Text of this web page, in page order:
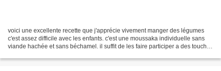
voici une excellente recette que j'apprécie vivement manger des légumes
c'est assez difficile avec les enfants. c'est une moussaka individuelle sans
viande hachée et sans béchamel. il suffit de les faire participer a des touches